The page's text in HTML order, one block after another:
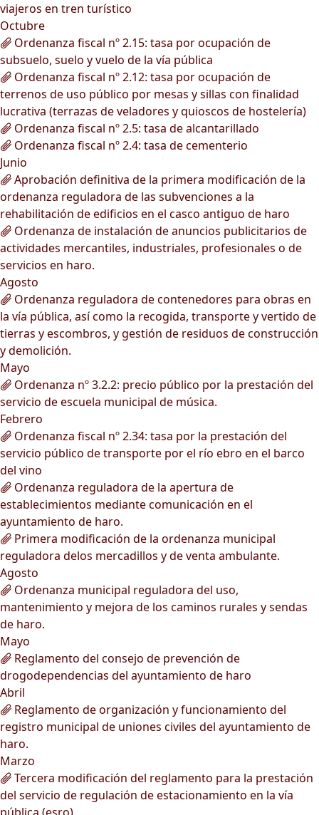
viajeros en tren turístico
Octubre
Ordenanza fiscal nº 2.15: tasa por ocupación de
subsuelo, suelo y vuelo de la vía pública
Ordenanza fiscal nº 2.12: tasa por ocupación de
terrenos de uso público por mesas y sillas con finalidad
lucrativa (terrazas de veladores y quioscos de hostelería)
Ordenanza fiscal nº 2.5: tasa de alcantarillado
Ordenanza fiscal nº 2.4: tasa de cementerio
Junio
Aprobación definitiva de la primera modificación de la
ordenanza reguladora de las subvenciones a la
rehabilitación de edificios en el casco antiguo de haro
Ordenanza de instalación de anuncios publicitarios de
actividades mercantiles, industriales, profesionales o de
servicios en haro.
Agosto
Ordenanza reguladora de contenedores para obras en
la vía pública, así como la recogida, transporte y vertido de
tierras y escombros, y gestión de residuos de construcción
y demolición.
Mayo
Ordenanza nº 3.2.2: precio público por la prestación del
servicio de escuela municipal de música.
Febrero
Ordenanza fiscal nº 2.34: tasa por la prestación del
servicio público de transporte por el río ebro en el barco
del vino
Ordenanza reguladora de la apertura de
establecimientos mediante comunicación en el
ayuntamiento de haro.
Primera modificación de la ordenanza municipal
reguladora delos mercadillos y de venta ambulante.
Agosto
Ordenanza municipal reguladora del uso,
mantenimiento y mejora de los caminos rurales y sendas
de haro.
Mayo
Reglamento del consejo de prevención de
drogodependencias del ayuntamiento de haro
Abril
Reglamento de organización y funcionamiento del
registro municipal de uniones civiles del ayuntamiento de
haro.
Marzo
Tercera modificación del reglamento para la prestación
del servicio de regulación de estacionamiento en la vía